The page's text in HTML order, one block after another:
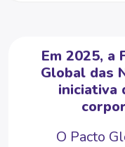
Em 2025, a
Global das
iniciativa
O Pacto